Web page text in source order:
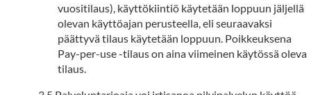
vuositilaus), käyttökiintiö käytetään loppuun jäljellä
olevan käyttöajan perusteella, eli seuraavaksi
päättyvä tilaus käytetään loppuun. Poikkeuksena
Pay-per-use -tilaus on aina viimeinen käytössä oleva
tilaus.